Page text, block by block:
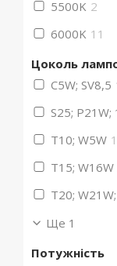
5500K 2
6000K 11
Цоколь
C5W; SV8,5
S25; P21W;
T10; W5W
T15; W16W
T20;
Ще 1
Потужність